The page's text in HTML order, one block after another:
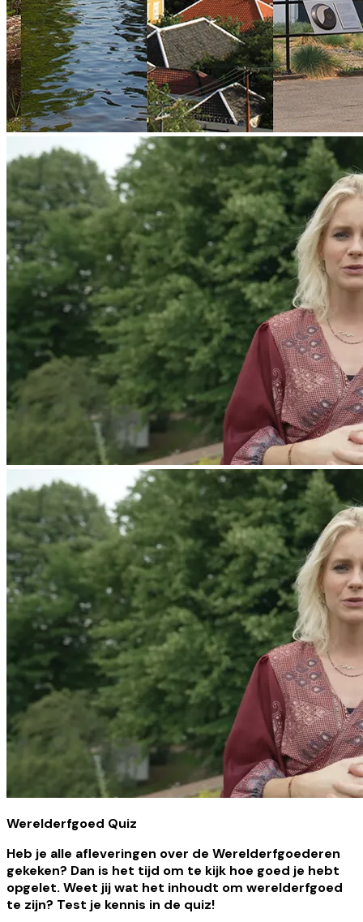
Werelderfgoed Quiz
Heb je alle afleveringen over de Werelderfgoederen
gekeken? Dan is het tijd om te kijk hoe goed je hebt
opgelet. Weet jij wat het inhoudt om werelderfgoed
te zijn? Test je kennis in de quiz!